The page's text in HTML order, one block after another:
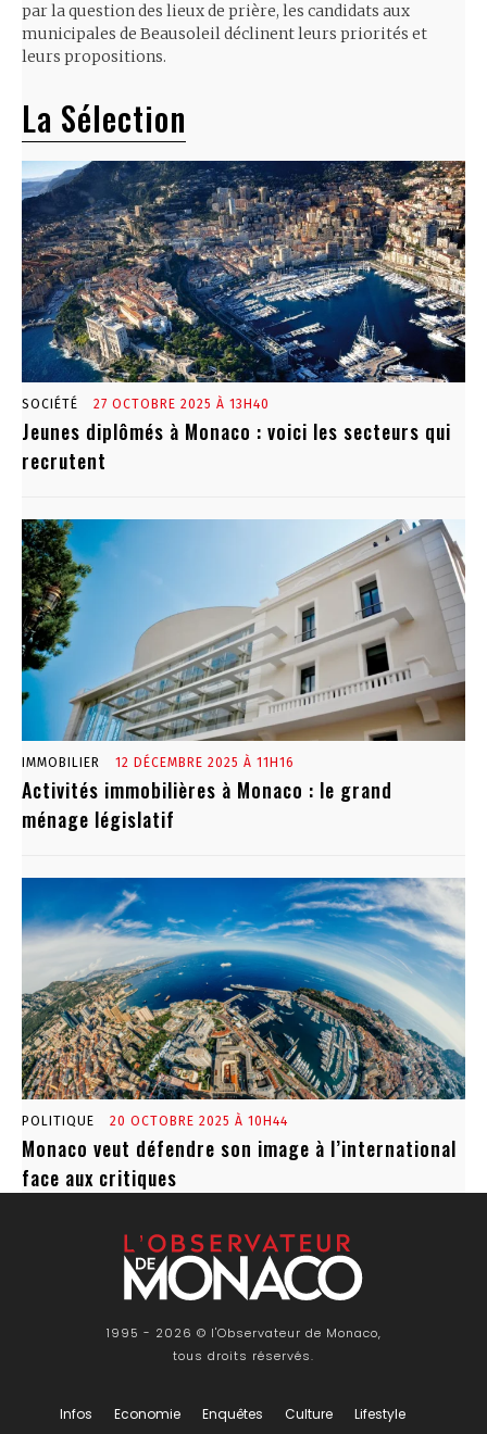
par la question des lieux de prière, les candidats aux
municipales de Beausoleil déclinent leurs priorités et
leurs propositions.
La Sélection
SOCIÉTÉ 27 OCTOBRE 2025 À 13H40
Jeunes diplômés à Monaco : voici les secteurs qui
recrutent
IMMOBILIER 12 DÉCEMBRE 2025 À 11H16
Activités immobilières à Monaco : le grand
ménage législatif
POLITIQUE 20 OCTOBRE 2025 À 10H44
Monaco veut défendre son image à l’international
face aux critiques
1995 - 2026 © l'Observateur de Monaco,
tous droits réservés.
Infos Economie Enquêtes Culture Lifestyle